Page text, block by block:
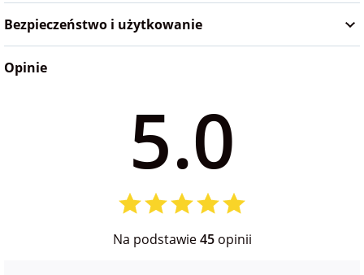
Bezpieczeństwo i użytkowanie
Opinie
5.0
Na podstawie45opinii